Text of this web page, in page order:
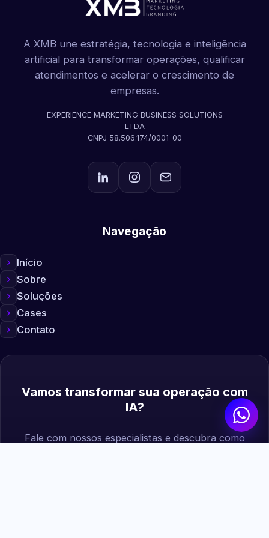
A XMB une estratégia, tecnologia e inteligência
artificial para transformar operações, qualificar
atendimentos e acelerar o crescimento de
empresas.
EXPERIENCE MARKETING BUSINESS SOLUTIONS
LTDA
CNPJ 58.506.174/0001-00
Navegação
Início
Sobre
Soluções
Cases
Contato
Vamos transformar sua operação com
IA?
Fale com nossos especialistas e descubra como